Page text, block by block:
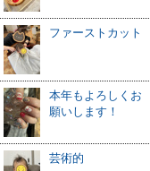
ファーストカット
本年もよろしくお
願いします！
芸術的